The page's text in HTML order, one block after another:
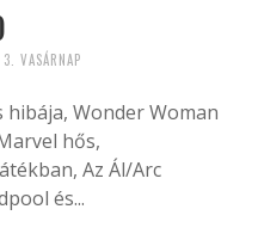
VASÁRNAP
hibája, Wonder Woman
hős,
Az Ál/Arc
és...